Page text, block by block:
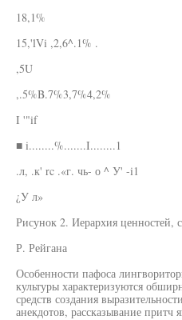
18,1%
15,'lVi ,2,6^.1% .
,5U
,.5%B.7%3,7%4,2%
I '"if
■ i........%.......I........1
.л, .к' rc .«г. чь- о ^ У' -i1
¿У л»
Рисунок 2. Иерархия ценностей,
Р. Рейгана
Особенности пафоса
культуры характеризуются
средств создания
анекдотов, рассказывание притч